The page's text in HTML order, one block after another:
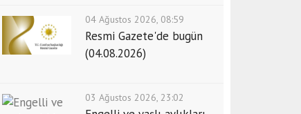
04 Ağustos 2026, 08:59
Resmi Gazete'de bugün
(04.08.2026)
03 Ağustos 2026, 23:02